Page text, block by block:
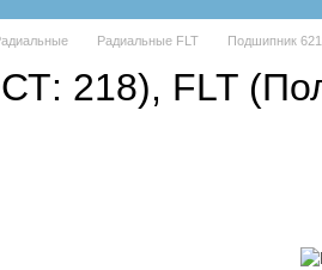
Радиальные FLT Подшипник
218), FLT